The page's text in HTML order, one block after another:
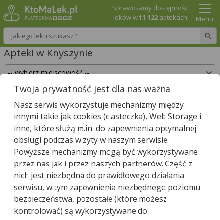
Wpisz nazwę leku
Sprawdzamy dostępność
leków w11 122aptekach Menu
Apteki w Knyszynie
Sprawdź, które apteki w Knyszynie posiadają
Twój lek i zarezerwuj go już teraz!
Wpisz nazwę leku
W Knyszynie są
apteki.
Wybierz typ aptek
Twoja prywatność jest dla nas ważna
Nasz serwis wykorzystuje mechanizmy między
innymi takie jak cookies (ciasteczka), Web Storage i
inne, które służą m.in. do zapewnienia optymalnej
obsługi podczas wizyty w naszym serwisie.
Powyższe mechanizmy mogą być wykorzystywane
przez nas jak i przez naszych partnerów. Część z
nich jest niezbędna do prawidłowego działania
serwisu, w tym zapewnienia niezbędnego poziomu
bezpieczeństwa, pozostałe (które możesz
kontrolować) są wykorzystywane do: